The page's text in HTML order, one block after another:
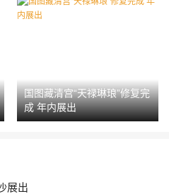
国图藏清宫“天禄琳琅”修复完
成 年内展出
展出